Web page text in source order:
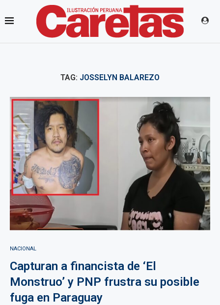
TAG: JOSSELYN BALAREZO
NACIONAL
Capturan a financista de ‘El
Monstruo’ y PNP frustra su posible
fuga en Paraguay